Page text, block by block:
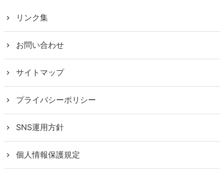
リンク集
お問い合わせ
サイトマップ
プライバシーポリシー
SNS運用方針
個人情報保護規定